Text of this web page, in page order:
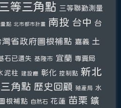
三等三角點 三等聯勤測量
點 北市都市計畫 南投 台中 台
灣省政府圖根補點 嘉義 土
石已遺失 基隆市 宜蘭 專賣局
泥柱 建設廳 彰化 控制點 新北
角點 歷史回顧 殖產局
水
根補點 自然石 花蓮 苗栗 鑛